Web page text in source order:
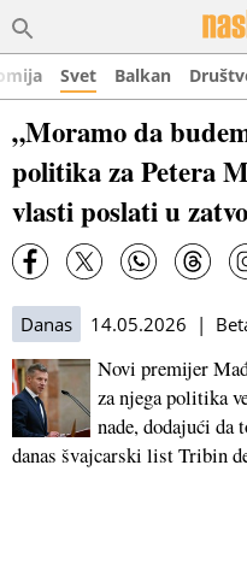
Svet Balkan
„Moramo da
politika za Petera
vlasti poslati u
Danas 14.05.2026 |
Novi premijer
za njega politika
nade, dodajući da
danas švajcarski list Tribin